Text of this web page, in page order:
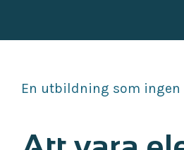
En utbildning som ingen